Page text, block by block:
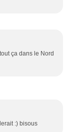
ça dans le Nord
:) bisous